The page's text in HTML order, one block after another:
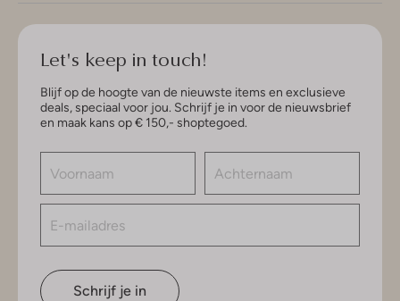
Let's keep in touch!
Blijf op de hoogte van de nieuwste items en exclusieve
deals, speciaal voor jou. Schrijf je in voor de nieuwsbrief
en maak kans op € 150,- shoptegoed.
Schrijf je in